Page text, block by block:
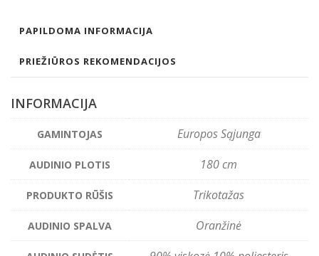
PAPILDOMA INFORMACIJA
PRIEŽIŪROS REKOMENDACIJOS
INFORMACIJA
GAMINTOJAS Europos Sąjunga
AUDINIO PLOTIS 180 cm
PRODUKTO RŪŠIS Trikotažas
AUDINIO SPALVA Oranžinė